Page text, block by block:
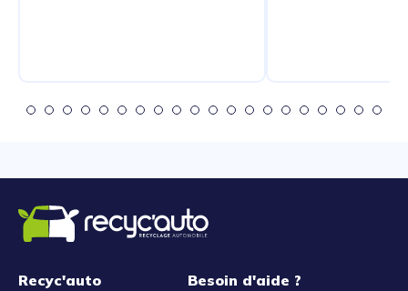
Recyc'auto Besoin d'aide ?